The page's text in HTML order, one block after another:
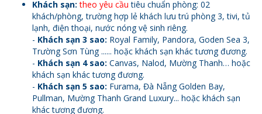
Khách sạn: theo yêu cầu tiêu chuẩn phòng: 02
khách/phòng, trường hợp lẻ khách lưu trú phòng 3, tivi, tủ
lạnh, điện thoại, nước nóng vệ sinh riêng.
- Khách sạn 3 sao: Royal Family, Pandora, Goden Sea 3,
Trường Sơn Tùng ...... hoặc khách sạn khác tương đương.
- Khách sạn 4 sao: Canvas, Nalod, Mường Thanh… hoặc
khách sạn khác tương đương.
- Khách sạn 5 sao: Furama, Đà Nẵng Golden Bay,
Pullman, Mường Thanh Grand Luxury... hoặc khách sạn
khác tương đương.